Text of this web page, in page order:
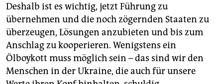
Deshalb ist es wichtig, jetzt Führung zu
übernehmen und die noch zögernden Staaten zu
überzeugen, Lösungen anzubieten und bis zum
Anschlag zu kooperieren. Wenigstens ein
Ölboykott muss möglich sein – das sind wir den
Menschen in der Ukraine, die auch für unsere